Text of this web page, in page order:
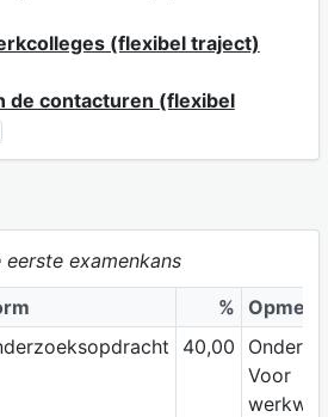
(flexibel traject)
de contacturen (flexibel
examenkans
%
40,00
Voor